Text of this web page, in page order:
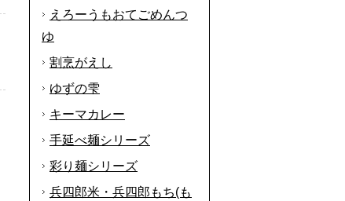
えろーうもおてごめんつ
ゆ
割烹がえし
ゆずの雫
キーマカレー
手延べ麺シリーズ
彩り麺シリーズ
兵四郎米・兵四郎もち(も